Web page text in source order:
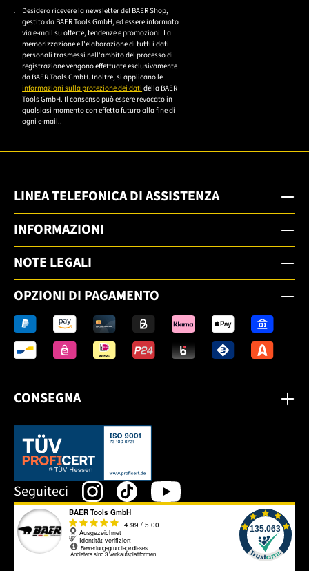
Bitte geben Sie eine gültige E-Mail-Adresse ein.
Desidero ricevere la newsletter del BAER Shop,
gestito da BAER Tools GmbH, ed essere informato
via e-mail su offerte, tendenze e promozioni. La
memorizzazione e l'elaborazione di tutti i dati
personali trasmessi nell'ambito del processo di
registrazione vengono effettuate esclusivamente
da BAER Tools GmbH. Inoltre, si applicano le
informazioni sulla protezione dei dati della BAER
Tools GmbH. Il consenso può essere revocato in
qualsiasi momento con effetto futuro alla fine di
ogni e-mail..
LINEA TELEFONICA DI ASSISTENZA
INFORMAZIONI
NOTE LEGALI
OPZIONI DI PAGAMENTO
CONSEGNA
Dieser Link öffnet sich in einem neuen Tab.
Seguiteci